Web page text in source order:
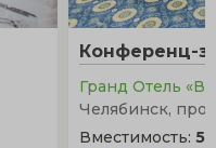
Конференц-
Гранд Отель
Челябинск,
Вместимость: